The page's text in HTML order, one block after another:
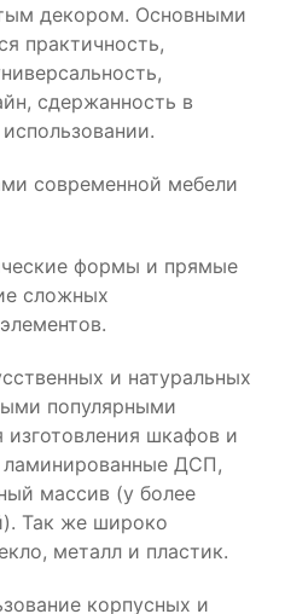
декором. Основными
практичность,
сдержанность в
современной мебели
формы и прямые
сложных
и натуральных
популярными
шкафов и
ламинированные ДСП,
массив (у более
Так же широко
металл и пластик.
корпусных и